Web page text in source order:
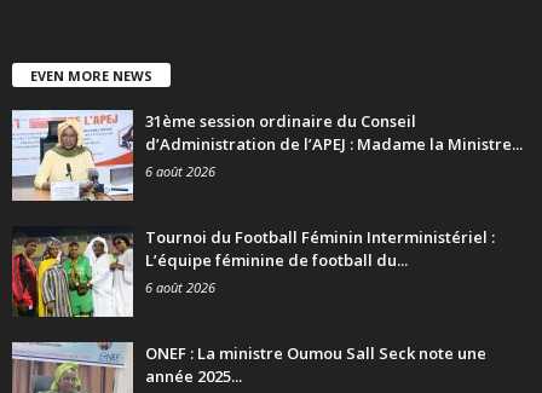
EVEN MORE NEWS
31ème session ordinaire du Conseil
d’Administration de l’APEJ : Madame la Ministre...
6 août 2026
Tournoi du Football Féminin Interministériel :
L’équipe féminine de football du...
6 août 2026
ONEF : La ministre Oumou Sall Seck note une
année 2025...